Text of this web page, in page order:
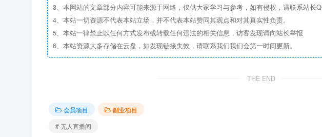
3、本网站的文章部分内容可能来源于网络，仅供大家学习与参考，如有侵权，请联系站长
4、本站一切资源不代表本站立场，并不代表本站赞同其观点和对其真实性负责。
5、本站一律禁止以任何方式发布或转载任何违法的相关信息，访客发现请向站长举报
6、本站资源大多存储在云盘，如发现链接失效，请联系我们我们会第一时间更新。
THE END
会员项目
副业项目
# 无人直播间